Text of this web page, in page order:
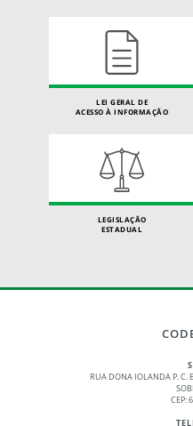
LEI GERAL DE
ACESSO À INFORMAÇÃO
LEGISLAÇÃO
ESTADUAL
RUA DONA IOLANDA P. C.
CEP: